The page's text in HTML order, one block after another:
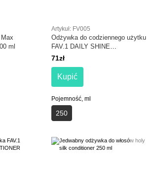
ml
Artykuł: FV005
Odżywka do codziennego użytku
FAV.1 DAILY SHINE
CONDITIONER
71zł
Kupić
Pojemność, ml
250